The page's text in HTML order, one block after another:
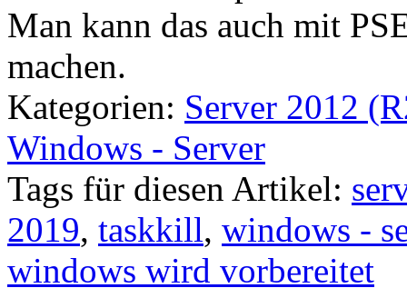
Man kann das auch mit
machen.
Kategorien: Server 2012
Windows - Server
Tags für diesen Artikel:
2019, taskkill, windows -
windows wird vorbereitet